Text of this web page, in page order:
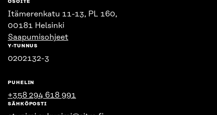
OSOITE
Itämerenkatu 11-13, PL 160,
00181 Helsinki
Saapumisohjeet
Y-TUNNUS
0202132-3
PUHELIN
+358 294 618 991
SÄHKÖPOSTI